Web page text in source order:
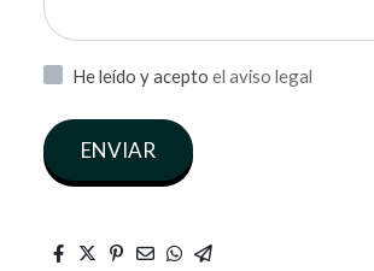
He leído y acepto el aviso legal
ENVIAR